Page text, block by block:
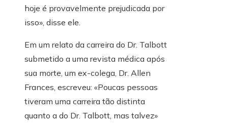
hoje é provavelmente prejudicada por
isso», disse ele.
Em um relato da carreira do Dr. Talbott
submetido a uma revista médica após
sua morte, um ex-colega, Dr. Allen
Frances, escreveu: «Poucas pessoas
tiveram uma carreira tão distinta
quanto a do Dr. Talbott, mas talvez»